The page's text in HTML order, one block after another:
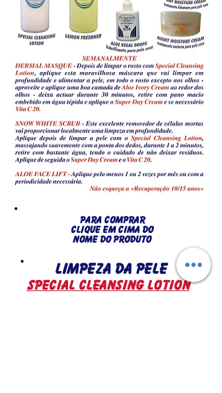
PARA COMPRAR
CLIQUE EM CIMA DO
NOME DO PRODUTO
LIMPEZA DA PELE
SPECIAL CLEANSING LOTION